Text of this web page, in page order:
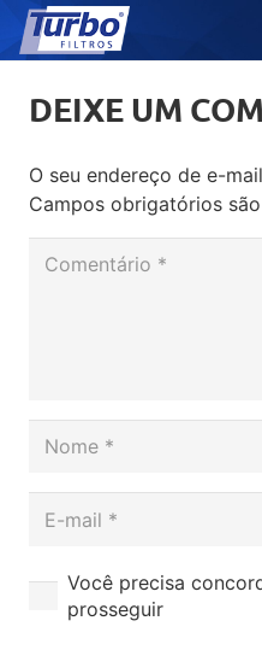
DEIXE UM
O seu endereço de e-
Campos obrigatórios
Você precisa
prosseguir